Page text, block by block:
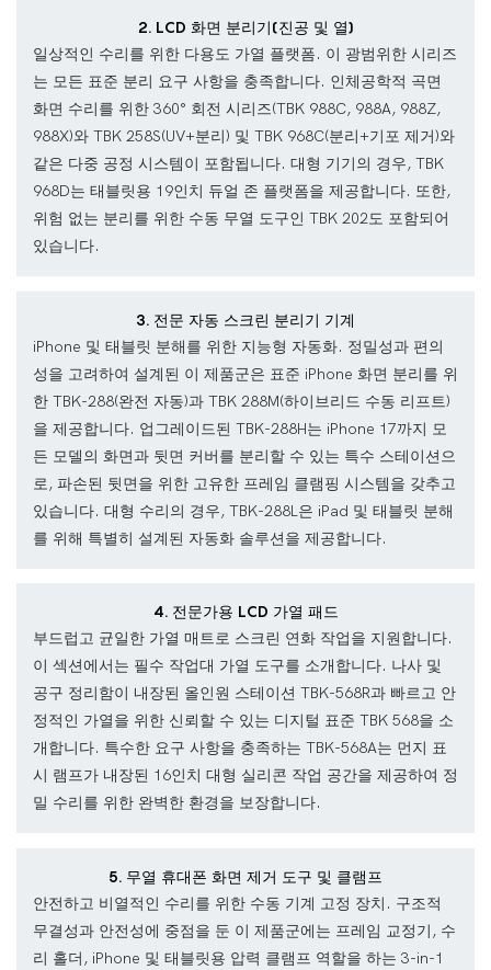
2. LCD 화면 분리기(진공 및 열)
일상적인 수리를 위한 다용도 가열 플랫폼. 이 광범위한 시리즈
는 모든 표준 분리 요구 사항을 충족합니다. 인체공학적 곡면
화면 수리를 위한 360° 회전 시리즈(TBK 988C, 988A, 988Z,
988X)와 TBK 258S(UV+분리) 및 TBK 968C(분리+기포 제거)와
같은 다중 공정 시스템이 포함됩니다. 대형 기기의 경우, TBK
968D는 태블릿용 19인치 듀얼 존 플랫폼을 제공합니다. 또한,
위험 없는 분리를 위한 수동 무열 도구인 TBK 202도 포함되어
있습니다.
3. 전문 자동 스크린 분리기 기계
iPhone 및 태블릿 분해를 위한 지능형 자동화. 정밀성과 편의
성을 고려하여 설계된 이 제품군은 표준 iPhone 화면 분리를 위
한 TBK-288(완전 자동)과 TBK 288M(하이브리드 수동 리프트)
을 제공합니다. 업그레이드된 TBK-288H는 iPhone 17까지 모
든 모델의 화면과 뒷면 커버를 분리할 수 있는 특수 스테이션으
로, 파손된 뒷면을 위한 고유한 프레임 클램핑 시스템을 갖추고
있습니다. 대형 수리의 경우, TBK-288L은 iPad 및 태블릿 분해
를 위해 특별히 설계된 자동화 솔루션을 제공합니다.
4. 전문가용 LCD 가열 패드
부드럽고 균일한 가열 매트로 스크린 연화 작업을 지원합니다.
이 섹션에서는 필수 작업대 가열 도구를 소개합니다. 나사 및
공구 정리함이 내장된 올인원 스테이션 TBK-568R과 빠르고 안
정적인 가열을 위한 신뢰할 수 있는 디지털 표준 TBK 568을 소
개합니다. 특수한 요구 사항을 충족하는 TBK-568A는 먼지 표
시 램프가 내장된 16인치 대형 실리콘 작업 공간을 제공하여 정
밀 수리를 위한 완벽한 환경을 보장합니다.
5. 무열 휴대폰 화면 제거 도구 및 클램프
안전하고 비열적인 수리를 위한 수동 기계 고정 장치. 구조적
무결성과 안전성에 중점을 둔 이 제품군에는 프레임 교정기, 수
리 홀더, iPhone 및 태블릿용 압력 클램프 역할을 하는 3-in-1